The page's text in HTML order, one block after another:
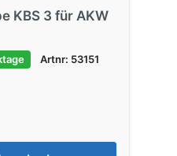
KBS 3 für AKW
Artnr: 53151